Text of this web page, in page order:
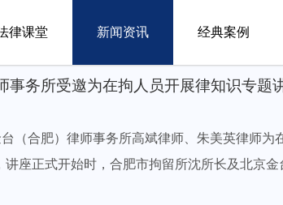
律课堂 新闻资讯 经典案例
事务所受邀为在拘人员开展律知识专题
（合肥）律师事务所高斌律师、朱美英律师
座正式开始时，合肥市拘留所沈所长及北京